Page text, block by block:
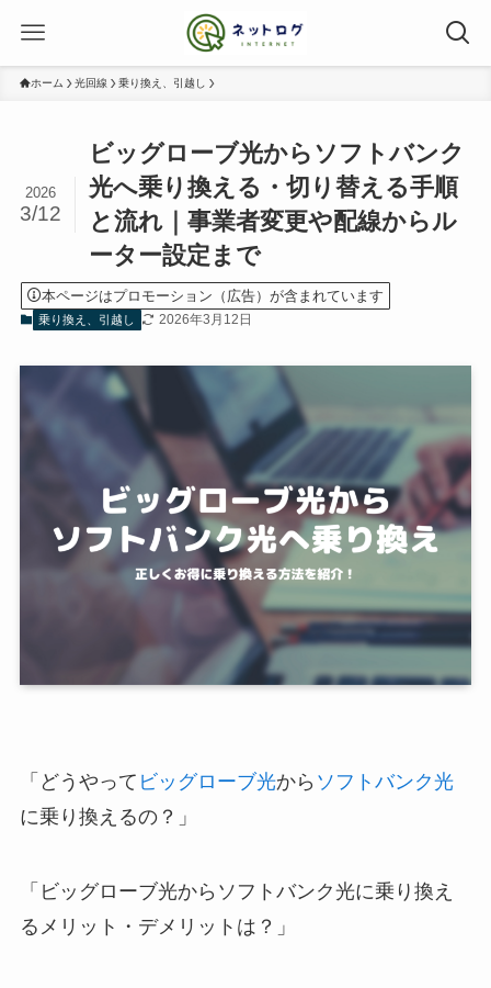
ホーム 光回線 乗り換え、引越し
ビッグローブ光からソフトバンク
光へ乗り換える・切り替える手順
と流れ｜事業者変更や配線からル
ーター設定まで
2026
3/12
本ページはプロモーション（広告）が含まれています
乗り換え、引越し 2026年3月12日
「どうやって ビッグローブ光から ソフトバンク光
に乗り換えるの？」
「ビッグローブ光からソフトバンク光に乗り換え
るメリット・デメリットは？」